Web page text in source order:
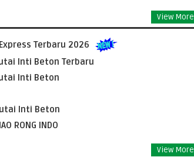
View More
Terbaru 2026
Inti Beton Terbaru
Inti Beton
Inti Beton
RONG INDO
View More